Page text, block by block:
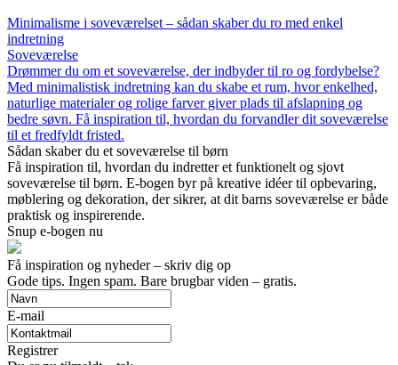
Minimalisme i soveværelset – sådan skaber du ro med enkel
indretning
Soveværelse
Drømmer du om et soveværelse, der indbyder til ro og fordybelse?
Med minimalistisk indretning kan du skabe et rum, hvor enkelhed,
naturlige materialer og rolige farver giver plads til afslapning og
bedre søvn. Få inspiration til, hvordan du forvandler dit soveværelse
til et fredfyldt fristed.
Sådan skaber du et soveværelse til børn
Få inspiration til, hvordan du indretter et funktionelt og sjovt
soveværelse til børn. E-bogen byr på kreative idéer til opbevaring,
møblering og dekoration, der sikrer, at dit barns soveværelse er både
praktisk og inspirerende.
Snup e-bogen nu
Få inspiration og nyheder – skriv dig op
Gode tips. Ingen spam. Bare brugbar viden – gratis.
E-mail
Registrer